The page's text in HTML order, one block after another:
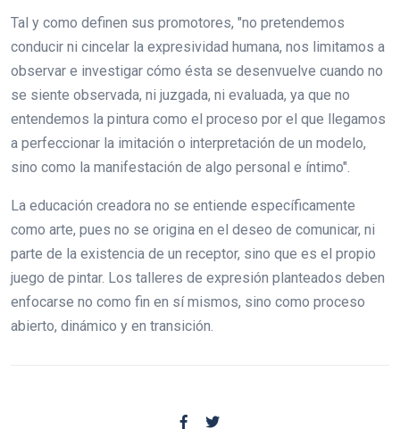
Tal y como definen sus promotores, "no pretendemos
conducir ni cincelar la expresividad humana, nos limitamos a
observar e investigar cómo ésta se desenvuelve cuando no
se siente observada, ni juzgada, ni evaluada, ya que no
entendemos la pintura como el proceso por el que llegamos
a perfeccionar la imitación o interpretación de un modelo,
sino como la manifestación de algo personal e íntimo".
La educación creadora no se entiende específicamente
como arte, pues no se origina en el deseo de comunicar, ni
parte de la existencia de un receptor, sino que es el propio
juego de pintar. Los talleres de expresión planteados deben
enfocarse no como fin en sí mismos, sino como proceso
abierto, dinámico y en transición.